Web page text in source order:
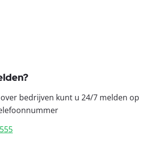
bedrijven kunt u 24/7 melden op